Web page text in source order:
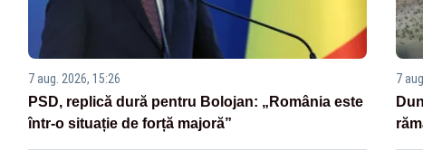
7 aug. 2026, 15:26
PSD, replică dură pentru Bolojan: „România este
într-o situație de forță majoră”
7